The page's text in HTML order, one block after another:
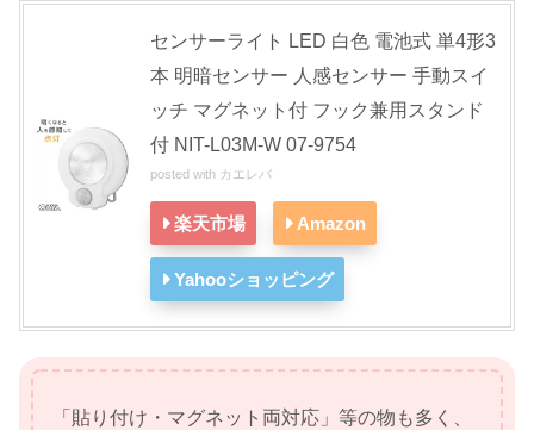
センサーライト LED 白色 電池式 単4形3
本 明暗センサー 人感センサー 手動スイ
ッチ マグネット付 フック兼用スタンド
付 NIT-L03M-W 07-9754
posted with カエレバ
楽天市場 Amazon
Yahooショッピング
「貼り付け・マグネット両対応」等の物も多く、